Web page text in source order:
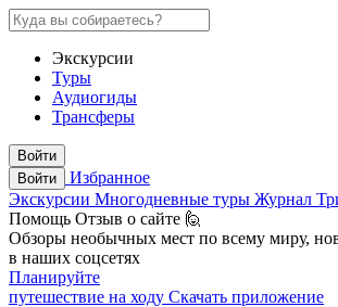
Экскурсии
Туры
Аудиогиды
Трансферы
Войти
Войти
Избранное
Экскурсии Многодневные туры Журнал
Помощь Отзыв о сайте 🙋
Обзоры необычных мест по всему миру,
в наших соцсетях
Планируйте
путешествие на ходу Скачать приложение